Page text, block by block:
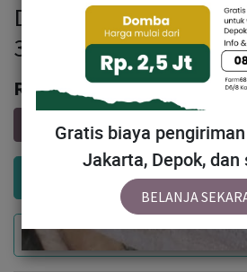
DJ021DPK Domba
31-35 kg
Rp3,599,500
Add to
Buy Now
Gratis biaya
Jakarta, Depok,
BELANJA